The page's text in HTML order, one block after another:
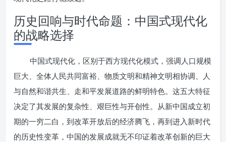
历史回响与时代命题：中国式现代化
的战略选择
中国式现代化，区别于西方现代化模式，强调人口规模
巨大、全体人民共同富裕、物质文明和精神文明相协调、人
与自然和谐共生、走和平发展道路的鲜明特色。这五大特征
决定了其发展的复杂性、艰巨性与开创性。从新中国成立初
期的一穷二白，到改革开放后的经济腾飞，再到进入新时代
的历史性变革，中国的发展成就无不印证着改革创新的巨大